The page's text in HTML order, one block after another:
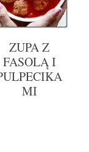
ZUPA Z
FASOLĄ I
MI